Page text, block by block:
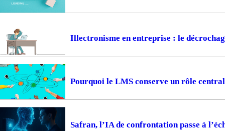
Illectronisme en entreprise : le
Pourquoi le LMS conserve un rôle
Safran, l’IA de confrontation passe à